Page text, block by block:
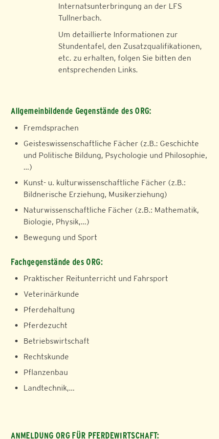
Internatsunterbringung an der LFS
Tullnerbach.
Um detaillierte Informationen zur
Stundentafel, den Zusatzqualifikationen,
etc. zu erhalten, folgen Sie bitten den
entsprechenden Links.
Allgemeinbildende Gegenstände des ORG:
Fremdsprachen
Geisteswissenschaftliche Fächer (z.B.: Geschichte
und Politische Bildung, Psychologie und Philosophie,
…)
Kunst- u. kulturwissenschaftliche Fächer (z.B.:
Bildnerische Erziehung, Musikerziehung)
Naturwissenschaftliche Fächer (z.B.: Mathematik,
Biologie, Physik,…)
Bewegung und Sport
Fachgegenstände des ORG:
Praktischer Reitunterricht und Fahrsport
Veterinärkunde
Pferdehaltung
Pferdezucht
Betriebswirtschaft
Rechtskunde
Pflanzenbau
Landtechnik,…
ANMELDUNG ORG FÜR PFERDEWIRTSCHAFT: